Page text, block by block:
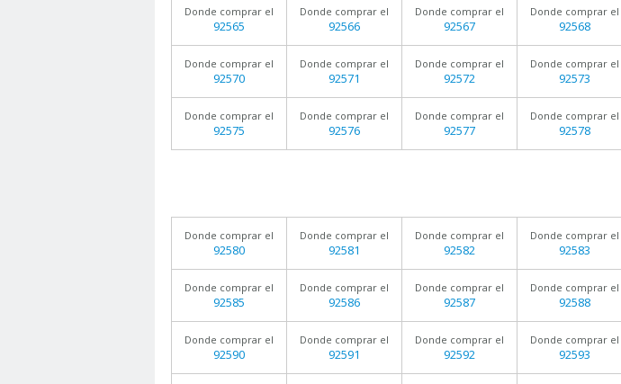
Donde comprar el
92565
Donde comprar el
92566
Donde comprar el
92567
Donde comprar el
92568
Donde comprar el
92570
Donde comprar el
92571
Donde comprar el
92572
Donde comprar el
92573
Donde comprar el
92575
Donde comprar el
92576
Donde comprar el
92577
Donde comprar el
92578
Donde comprar el
92580
Donde comprar el
92581
Donde comprar el
92582
Donde comprar el
92583
Donde comprar el
92585
Donde comprar el
92586
Donde comprar el
92587
Donde comprar el
92588
Donde comprar el
92590
Donde comprar el
92591
Donde comprar el
92592
Donde comprar el
92593